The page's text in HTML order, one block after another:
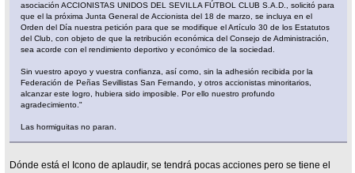
asociación ACCIONISTAS UNIDOS DEL SEVILLA FÚTBOL CLUB S.A.D., solicitó para
que el la próxima Junta General de Accionista del 18 de marzo, se incluya en el
Orden del Día nuestra petición para que se modifique el Artículo 30 de los Estatutos
del Club, con objeto de que la retribución económica del Consejo de Administración,
sea acorde con el rendimiento deportivo y económico de la sociedad.
Sin vuestro apoyo y vuestra confianza, así como, sin la adhesión recibida por la
Federación de Peñas Sevillistas San Fernando, y otros accionistas minoritarios,
alcanzar este logro, hubiera sido imposible. Por ello nuestro profundo
agradecimiento."
Las hormiguitas no paran.
Dónde está el Icono de aplaudir, se tendrá pocas acciones pero se tiene el